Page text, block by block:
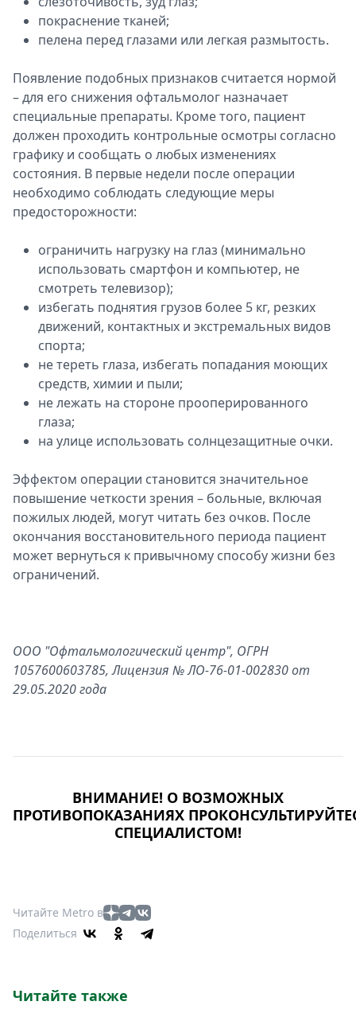
покраснение тканей;
пелена перед глазами или легкая размытость.
Появление подобных признаков считается нормой
– для его снижения офтальмолог назначает
специальные препараты. Кроме того, пациент
должен проходить контрольные осмотры согласно
графику и сообщать о любых изменениях
состояния. В первые недели после операции
необходимо соблюдать следующие меры
предосторожности:
ограничить нагрузку на глаз (минимально
использовать смартфон и компьютер, не
смотреть телевизор);
избегать поднятия грузов более 5 кг, резких
движений, контактных и экстремальных видов
спорта;
не тереть глаза, избегать попадания моющих
средств, химии и пыли;
не лежать на стороне прооперированного
глаза;
на улице использовать солнцезащитные очки.
Эффектом операции становится значительное
повышение четкости зрения – больные, включая
пожилых людей, могут читать без очков. После
окончания восстановительного периода пациент
может вернуться к привычному способу жизни без
ограничений.
ООО "Офтальмологический центр", ОГРН
1057600603785, Лицензия № ЛО-76-01-002830 от
29.05.2020 года
ВНИМАНИЕ! О ВОЗМОЖНЫХ
ПРОТИВОПОКАЗАНИЯХ
СПЕЦИАЛИСТОМ!
Читайте Metro в
Поделиться
Читайте также